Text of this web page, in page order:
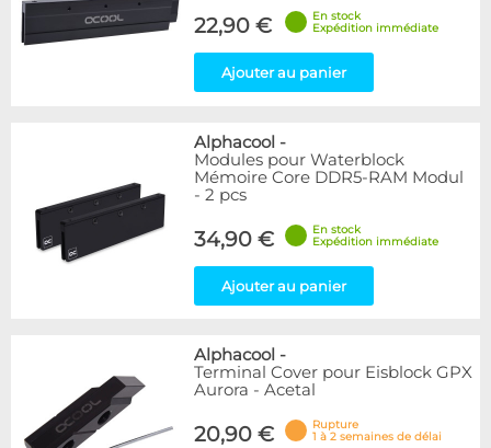
22,90 €
En stock
Expédition immédiate
Ajouter au panier
Alphacool -
Modules pour Waterblock
Mémoire Core DDR5-RAM Modul
- 2 pcs
34,90 €
En stock
Expédition immédiate
Ajouter au panier
Alphacool -
Terminal Cover pour Eisblock GPX
Aurora - Acetal
20,90 €
Rupture
1 à 2 semaines de délai